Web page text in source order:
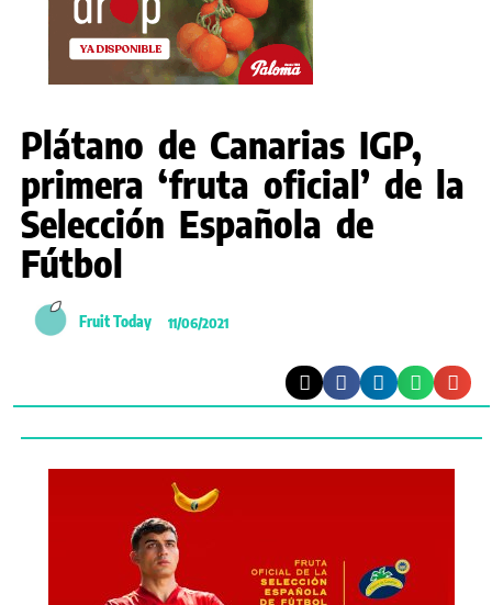
Plátano de Canarias IGP,
primera ‘fruta oficial’ de la
Selección Española de
Fútbol
Fruit Today 11/06/2021